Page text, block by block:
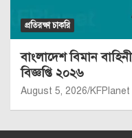
প্রতিরক্ষা চাকরি
বাংলাদেশ বিমান
বিজ্ঞপ্তি ২০২৬
August 5, 2026 KFPlanet